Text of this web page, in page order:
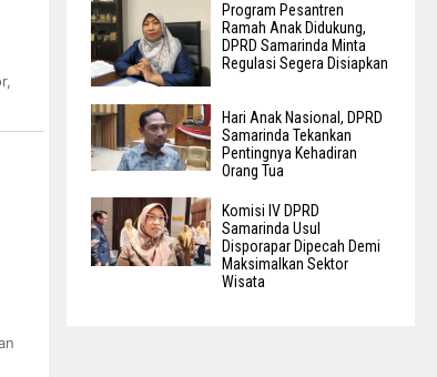
Program Pesantren
Ramah Anak Didukung,
DPRD Samarinda Minta
Regulasi Segera Disiapkan
Hari Anak Nasional, DPRD
Samarinda Tekankan
Pentingnya Kehadiran
Orang Tua
Komisi IV DPRD
Samarinda Usul
Disporapar Dipecah Demi
Maksimalkan Sektor
Wisata